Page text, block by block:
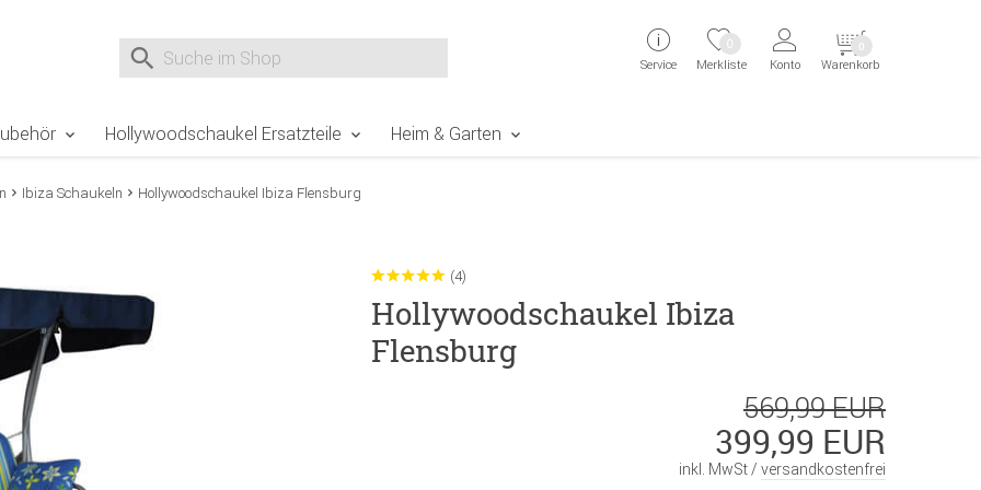
Suche nach
Service Merkliste
0
Konto Warenkorb
0
Hollywoodschaukel Ersatzteile Heim & Garten
Ibiza Schaukeln Hollywoodschaukel Ibiza Flensburg
(4)
Hollywoodschaukel Ibiza
Flensburg
569,99 EUR
399,99 EUR
inkl. MwSt / versandkostenfrei